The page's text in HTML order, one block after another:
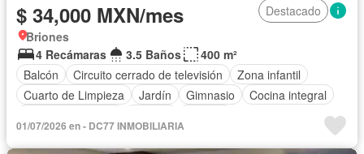
$ 34,000 MXN/mes
Destacado
Briones
4 Recámaras
3.5 Baños
400 m²
Balcón
Circuito cerrado de televisión
Zona infantil
Cuarto de Limpieza
Jardín Gimnasio
Cocina integral
01/07/2026 en - DC77 INMOBILIARIA